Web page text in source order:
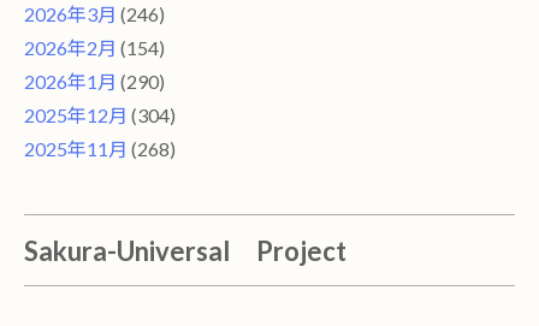
2026年3月 (246)
2026年2月 (154)
2026年1月 (290)
2025年12月 (304)
2025年11月 (268)
Sakura-Universal Project